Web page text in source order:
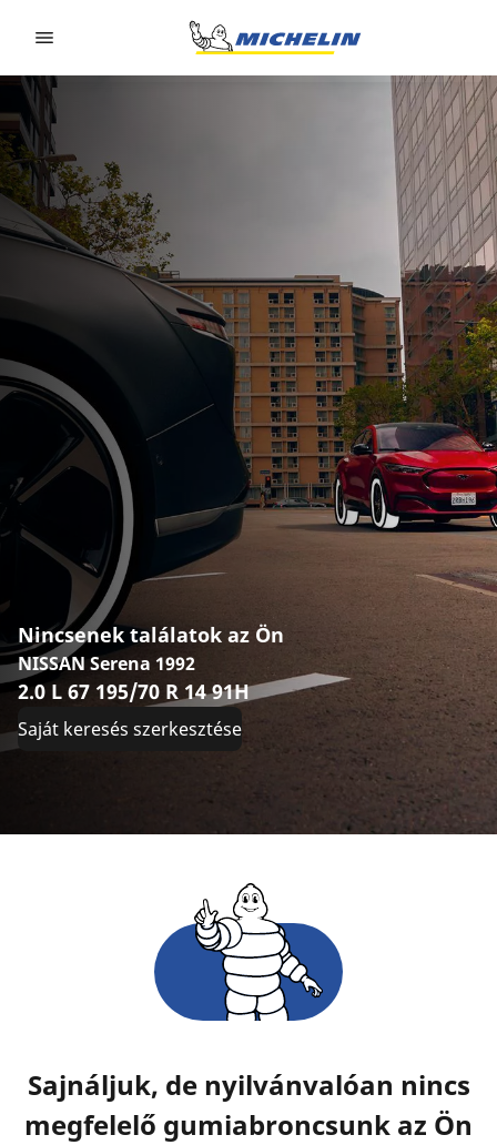
Nincsenek találatok az Ön
NISSAN Serena 1992
2.0 L 67 195/70 R 14 91H
Saját keresés szerkesztése
Sajnáljuk, de nyilvánvalóan nincs
megfelelő gumiabroncsunk az Ön